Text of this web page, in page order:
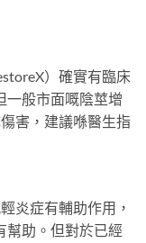
）確實有臨床
一般市面嘅陰莖增
害，建議喺醫生指
炎症有輔助作用，
幫助。但對於已經